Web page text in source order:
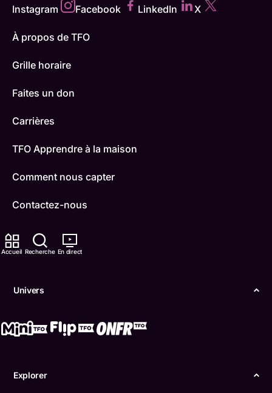
Accueil Recherche En direct
Univers
Explorer
Instagram Facebook LinkedIn X
À propos de TFO
Grille horaire
Faites un don
Carrières
TFO Apprendre à la maison
Comment nous capter
Contactez-nous
ONFR
Boukili
Confidentialité